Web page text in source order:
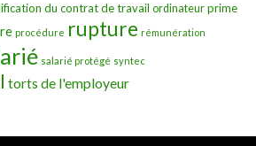
du contrat de travail ordinateur prime
procédure rupture rémunération
salarié protégé syntec
torts de l'employeur